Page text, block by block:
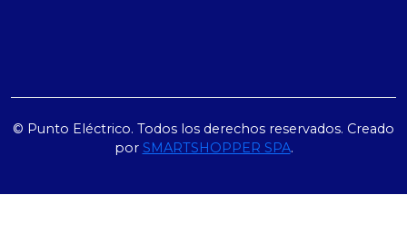
© Punto Eléctrico. Todos los derechos reservados. Creado
por SMARTSHOPPER SPA.